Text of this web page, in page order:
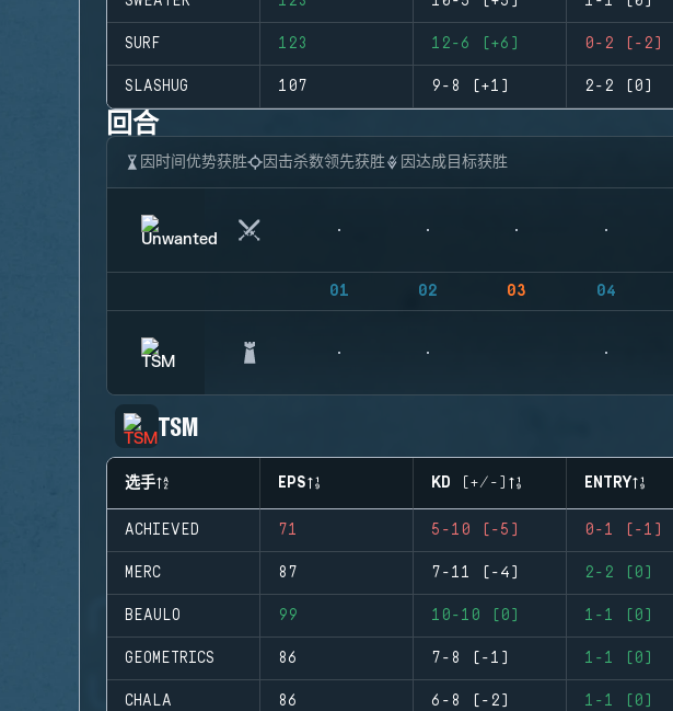
SURF 123 12-6 (+6) 0-2 (-2)
SLASHUG 107 9-8 (+1) 2-2 (0)
回合
因时间优势获胜 因击杀数领先获胜 因达成目标获胜
01 02 03 04
TSM
选手 EPS KD (+/-) ENTRY
ACHIEVED 71 5-10 (-5) 0-1 (-1)
MERC 87 7-11 (-4) 2-2 (0)
BEAULO 99 10-10 (0) 1-1 (0)
GEOMETRICS 86 7-8 (-1) 1-1 (0)
CHALA 86 6-8 (-2) 1-1 (0)